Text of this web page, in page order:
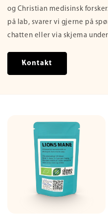
og Christian medisinsk
på lab, svarer vi gjerne på
chatten eller via skjema
Kontakt